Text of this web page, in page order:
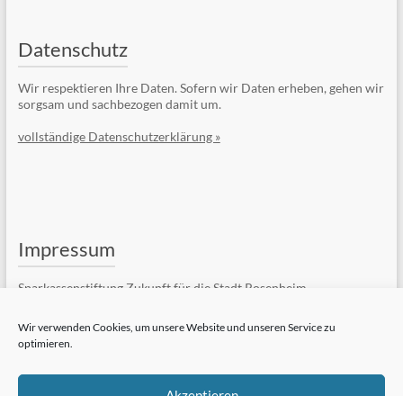
Wir verwenden Cookies, um unsere Website und unseren Service zu
optimieren.
Datenschutz
Wir respektieren Ihre Daten. Sofern wir Daten erheben, gehen wir
sorgsam und sachbezogen damit um.
vollständige Datenschutzerklärung »
Impressum
Sparkassenstiftung Zukunft für die Stadt Rosenheim
83022 Rosenheim
Telefon: +49 (8031) 182-84510